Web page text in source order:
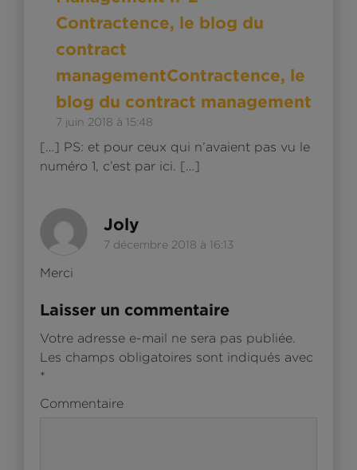
Contractence, le blog du
contract
managementContractence, le
blog du contract management
7 juin 2018 à 15:48
[…] PS: et pour ceux qui n’avaient pas vu le
numéro 1, c’est par ici. […]
Joly
7 décembre 2018 à 16:13
Merci
Laisser un commentaire
Votre adresse e-mail ne sera pas publiée.
Les champs obligatoires sont indiqués avec
*
Commentaire